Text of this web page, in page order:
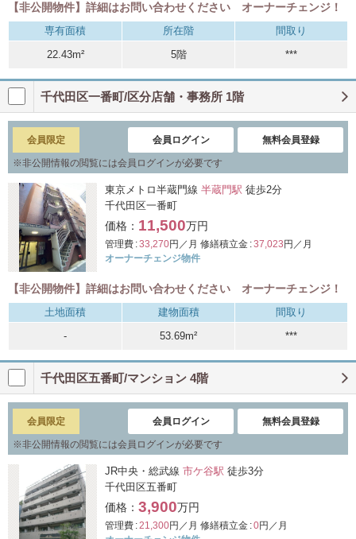
【非公開物件】詳細はお問い合わせください オーナーチェンジ！
専有面積 所在階
間取り
22.43m²
5階 ***
千代田区一番町/区分店舗・事務所 1階
会員限定 会員ログイン 無料会員登録
※非公開情報の閲覧には会員ログインが必要です
東京メトロ半蔵門線 半蔵門駅 徒歩2分
千代田区一番町
価格： 11,500万円
管理費 :33,270円／月 修繕積立金 :37,023 円／月
オーナーチェンジ物件
【非公開物件】詳細はお問い合わせください オーナーチェンジ！
土地面積 建物面積
間取り
-
53.69m² ***
千代田区五番町/マンション 4階
会員限定 会員ログイン 無料会員登録
※非公開情報の閲覧には会員ログインが必要です
JR中央・総武線 市ケ谷駅 徒歩3分
千代田区五番町
価格： 3,900万円
管理費 :21,300円／月 修繕積立金 :0円／月